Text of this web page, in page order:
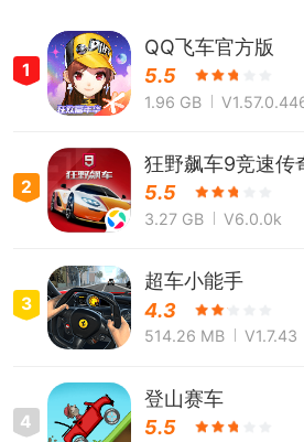
1
QQ飞车官方版
5.5
1.96 GB
2
狂野飙车9竞速传
5.5
3.27 GB V6.0.0k
3
超车小能手
4.3
514.26 MB V1.7.43
4
登山赛车
5.5